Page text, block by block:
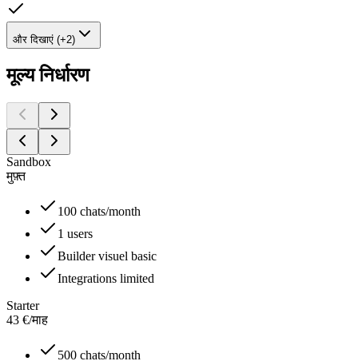
और दिखाएं (+2)
मूल्य निर्धारण
Sandbox
मुफ़्त
100 chats/month
1 users
Builder visuel basic
Integrations limited
Starter
43 €/माह
500 chats/month